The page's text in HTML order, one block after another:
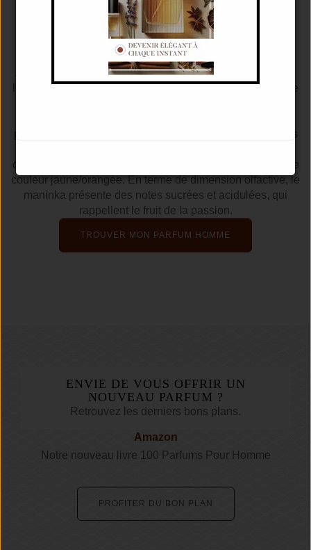
Le Maninka est un fruit exotique, originaire du continent
Africain, particulièrement d'Afrique du Sud et d'Afrique de
l'Ouest. Le Maninka pousse sur un arbre fruitier du nom de
poussent sur ce dernier et qui rappelle des oeufs frits. Ses
central jaune. Ce fruit ressemble à une grosse mangue, de
couleur jaune/orangée. En terme de dimension olfactive, le
maninka présente des notes sucrées et acidulées, qui
rappellent le fruit de la passion.
TROUVER MON PARFUM HOMME
ENVIE DE VOUS OFFRIR UN
NOUVEAU PARFUM ?
Retrouvez les derniers bons plans.
Amazon
Notre nouveau livre 100 Parfums Pour Homme
PROFITER DU BON PLAN